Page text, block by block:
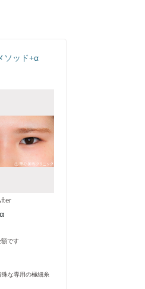
ソッド+α
です
殊な専用の極細糸